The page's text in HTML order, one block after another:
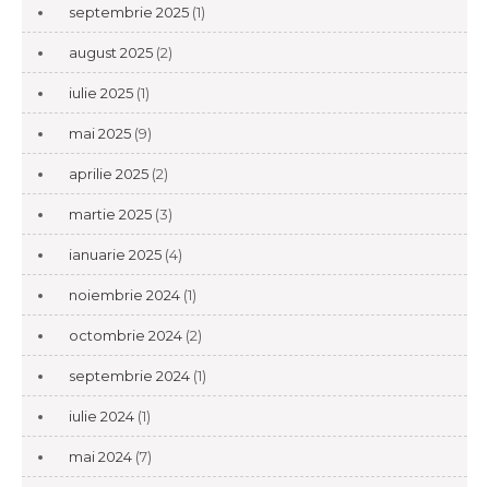
septembrie 2025 (1)
august 2025 (2)
iulie 2025 (1)
mai 2025 (9)
aprilie 2025 (2)
martie 2025 (3)
ianuarie 2025 (4)
noiembrie 2024 (1)
octombrie 2024 (2)
septembrie 2024 (1)
iulie 2024 (1)
mai 2024 (7)